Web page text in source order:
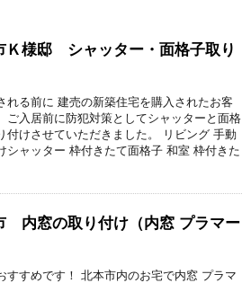
Ｋ様邸 シャッター・面格子取り
れる前に 建売の新築住宅を購入されたお客
ご入居前に防犯対策としてシャッターと面格
付けさせていただきました。 リビング 手動
シャッター 枠付きたて面格子 和室 枠付きた
内窓の取り付け（内窓 プラマー
すすめです！ 北本市内のお宅で内窓 プラマ